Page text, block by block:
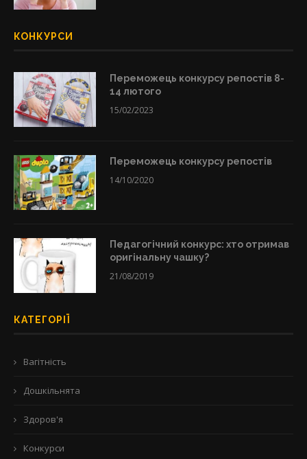
КОНКУРСИ
Переможець конкурсу репостів 8-
14 лютого
15/02/2023
Переможець конкурсу репостів
14/10/2020
Педагогічний конкурс: хто отримав
оригінальну чашку?
21/08/2019
КАТЕГОРІЇ
Вагітність
Дошкільнята
Здоров'я
Конкурси